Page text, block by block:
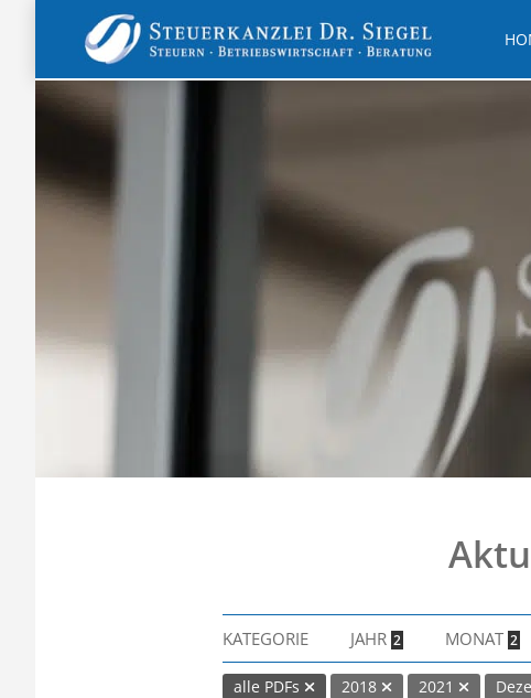
KATEGORIE JAHR 2 MONAT 2
alle PDFs 2018 2021